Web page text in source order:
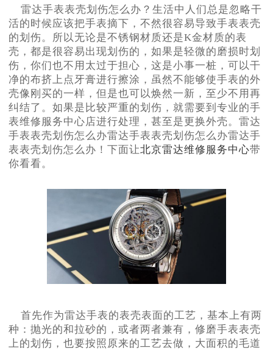
雷达手表表壳划伤怎么办？生活中人们总是忽略干
活的时候应该把手表摘下，不然很容易导致手表表壳
的划伤。所以无论是不锈钢材质还是K金材质的表
壳，都是很容易出现划伤的，如果是轻微的磨损时划
伤，你们也不用太过于担心，这是小事一桩，可以干
净的布挤上点牙膏进行擦涂，虽然不能够使手表的外
壳像刚买的一样，但是也可以焕然一新，至少不用再
纠结了。如果是比较严重的划伤，就需要到专业的手
表维修服务中心店进行处理，甚至是更换外壳。雷达
手表表壳划伤怎么办雷达手表表壳划伤怎么办雷达手
表表壳划伤怎么办！下面让北京雷达维修服务中心带
你看看。
首先作为雷达手表的表壳表面的工艺，基本上有两
种：抛光的和拉砂的，或者两者兼有，修磨手表表壳
上的划伤，也要按照原来的工艺去做，大面积的毛道